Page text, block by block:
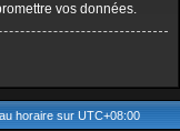
vos données.
horaire sur UTC+08:00